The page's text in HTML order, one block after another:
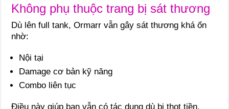
Không phụ thuộc trang bị sát thương
Dù lên full tank, Ormarr vẫn gây sát thương khá ổn
nhờ:
Nội tại
Damage cơ bản kỹ năng
Combo liên tục
Điều này giúp bạn vẫn có tác dụng dù bị thọt tiền.